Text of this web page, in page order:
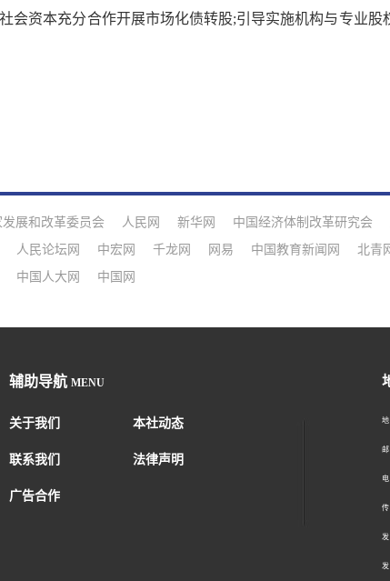
会资本充分合作开展市场化债转股;引导实施机构与专业
发展和改革委员会 人民网 新华网 中国经济体制改革研究会
人民论坛网 中宏网 千龙网 网易 中国教育新闻网 北青
中国人大网 中国网
辅助导航 MENU
关于我们 本社动态
联系我们 法律声明
广告合作
发
发